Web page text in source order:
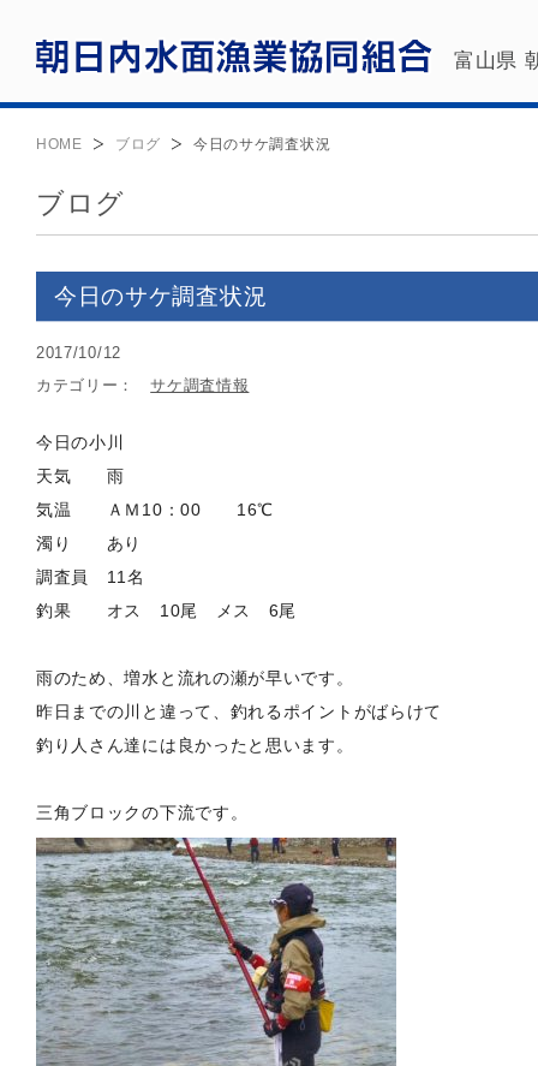
富山県
HOME ブログ 今日のサケ調査状況
ブログ
今日のサケ調査状況
2017/10/12
カテゴリー：
サケ調査情報
今日の小川
天気 雨
気温 ＡＭ10：00 16℃
濁り あり
調査員 11名
釣果 オス 10尾 メス 6尾
雨のため、増水と流れの瀬が早いです。
昨日までの川と違って、釣れるポイントがばらけて
釣り人さん達には良かったと思います。
三角ブロックの下流です。